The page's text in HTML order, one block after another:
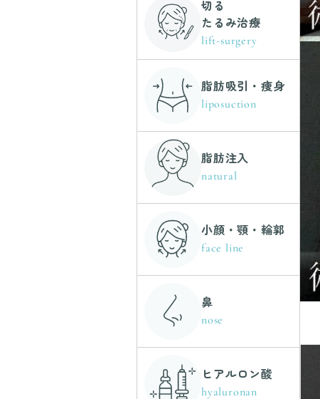
切る
たるみ治療
lift-surgery
脂肪吸引・痩身
liposuction
脂肪注入
natural
小顔・顎・輪郭
face line
鼻
nose
ヒアルロン酸
hyaluronan